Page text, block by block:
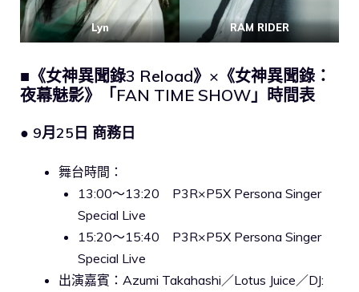
Lyn RAM RIDER
■《女神異聞錄3 Reload》×《女神異聞錄：
夜幕魅影》「FAN TIME SHOW」時間表
● 9月25日 商務日
舞台時間：
13:00～13:20 P3R×P5X Persona Singer
Special Live
15:20～15:40 P3R×P5X Persona Singer
Special Live
出演嘉賓：Azumi Takahashi／Lotus Juice／DJ: